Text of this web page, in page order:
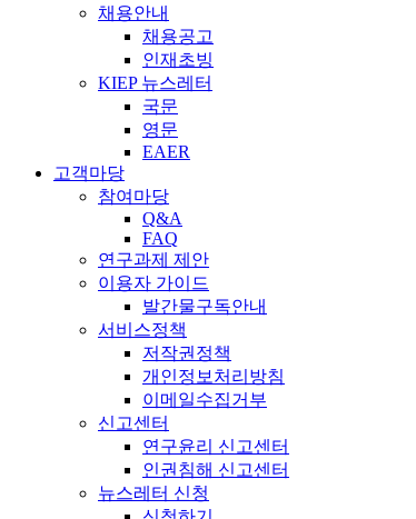
채용안내
채용공고
인재초빙
KIEP 뉴스레터
국문
영문
EAER
고객마당
참여마당
Q&A
FAQ
연구과제 제안
이용자 가이드
발간물구독안내
서비스정책
저작권정책
개인정보처리방침
이메일수집거부
신고센터
연구윤리 신고센터
인권침해 신고센터
뉴스레터 신청